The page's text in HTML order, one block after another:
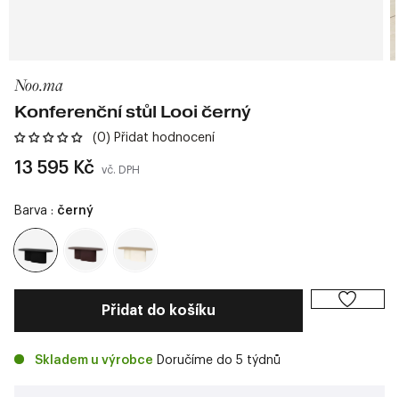
Noo.ma
Konferenční stůl Looi černý
(0) Přidat hodnocení
13 595 Kč
Běžná
cena
vč. DPH
Barva : černý
Přidat do košíku
Skladem u výrobce Doručíme do 5 týdnů